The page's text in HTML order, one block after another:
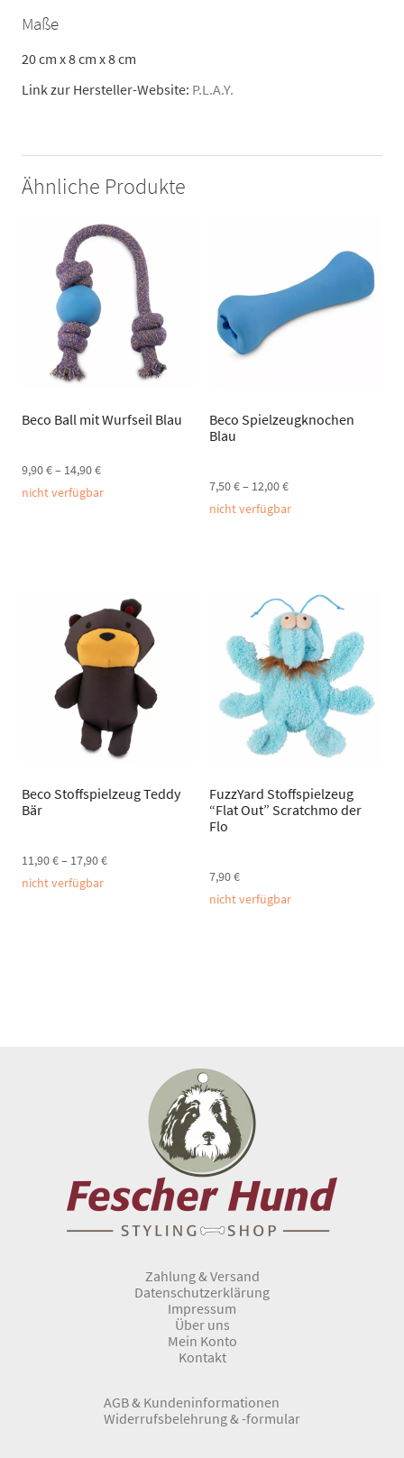
Maße
20 cm x 8 cm x 8 cm
Link zur Hersteller-Website: P.L.A.Y.
Ähnliche Produkte
Beco Ball mit Wurfseil Blau
9,90€– 14,90€
nicht verfügbar
Beco Spielzeugknochen
Blau
7,50€– 12,00€
nicht verfügbar
Beco Stoffspielzeug Teddy
Bär
11,90€– 17,90€
nicht verfügbar
FuzzYard Stoffspielzeug
“Flat Out” Scratchmo der
Flo
7,90€
nicht verfügbar
Zahlung & Versand
Datenschutzerklärung
Impressum
Über uns
Mein Konto
Kontakt
AGB & Kundeninformationen
Widerrufsbelehrung & -formular